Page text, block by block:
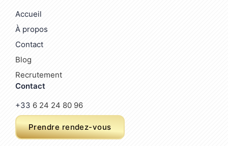
Accueil
À propos
Contact
Blog
Recrutement
Contact
+33 6 24 24 80 96
Prendre rendez-vous